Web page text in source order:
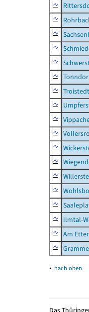
Troistedt
Ilmtal-
Am
▴ nach oben